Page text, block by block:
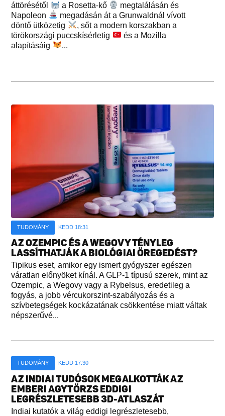
áttörésétől
a Rosetta-kő
megtalálásán és
Napoleon
megadásán át a Grunwaldnál vívott
döntő ütközetig
, sőt a modern korszakban a
törökországi puccskísérletig
és a Mozilla
alapításáig
...
TUDOMÁNY KEDD 18:31
AZ OZEMPIC ÉS A WEGOVY TÉNYLEG
LASSÍTHATJÁK A BIOLÓGIAI ÖREGEDÉST?
Tipikus eset, amikor egy ismert gyógyszer egészen
váratlan előnyöket kínál. A GLP-1 típusú szerek, mint az
Ozempic, a Wegovy vagy a Rybelsus, eredetileg a
fogyás, a jobb vércukorszint-szabályozás és a
szívbetegségek kockázatának csökkentése miatt váltak
népszerűvé...
TUDOMÁNY KEDD 17:30
AZ INDIAI TUDÓSOK MEGALKOTTÁK AZ
EMBERI AGYTÖRZS EDDIGI
LEGRÉSZLETESEBB 3D-ATLASZÁT
Indiai kutatók a világ eddigi legrészletesebb,